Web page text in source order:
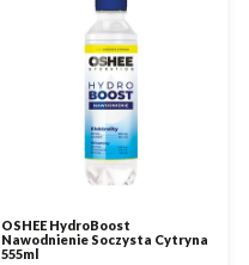
OSHEE HydroBoost
Nawodnienie Soczysta Cytryna
555ml